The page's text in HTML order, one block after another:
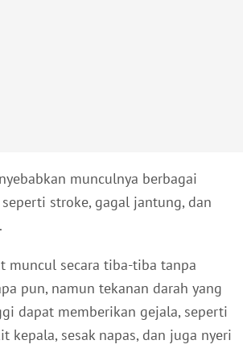
munculnya berbagai
stroke, gagal jantung, dan
muncul secara tiba-tiba tanpa
pun, namun tekanan darah yang
dapat memberikan gejala, seperti
kepala, sesak napas, dan juga nyeri